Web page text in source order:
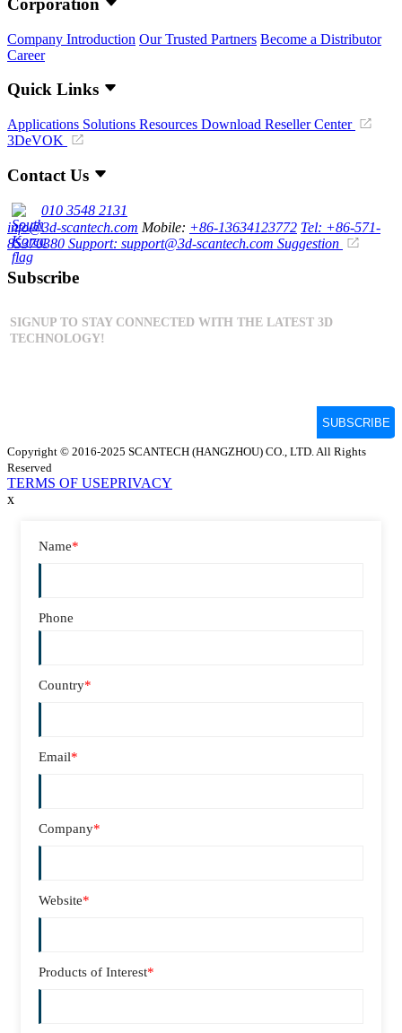
Corporation
Company Introduction Our Trusted Partners Become a Distributor
Career
Quick Links
Applications Solutions Resources Download Reseller Center
3DeVOK
Contact Us
010 3548 2131
info@3d-scantech.com Mobile: +86-13634123772 Tel: +86-571-
85370380 Support: support@3d-scantech.com Suggestion
Subscribe
Copyright © 2016-2025 SCANTECH (HANGZHOU) CO., LTD. All Rights
Reserved
TERMS OF USEPRIVACY
x
Name*
Phone
Country*
Email*
Company*
Website*
Products of Interest*